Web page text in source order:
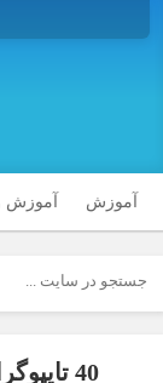
آموزش آموزش
40 تایپوگرافی زیبای الهام بخش سری اول